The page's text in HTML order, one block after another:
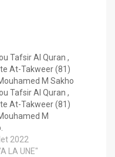
Tafsir Al Quran ,
At-Takweer (81)
M Sakho
Tafsir Al Quran ,
At-Takweer (81)
M
2022
LA UNE"